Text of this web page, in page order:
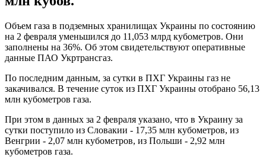
Объем газа в подземных хранилищах Украины по состоянию
на 2 февраля уменьшился до 11,053 млрд кубометров. Они
заполнены на 36%. Об этом свидетельствуют оперативные
данные ПАО Укртрансгаз.
По последним данным, за сутки в ПХГ Украины газ не
закачивался. В течение суток из ПХГ Украины отобрано 56,13
млн кубометров газа.
При этом в данных за 2 февраля указано, что в Украину за
сутки поступило из Словакии - 17,35 млн кубометров, из
Венгрии - 2,07 млн кубометров, из Польши - 2,92 млн
кубометров газа.